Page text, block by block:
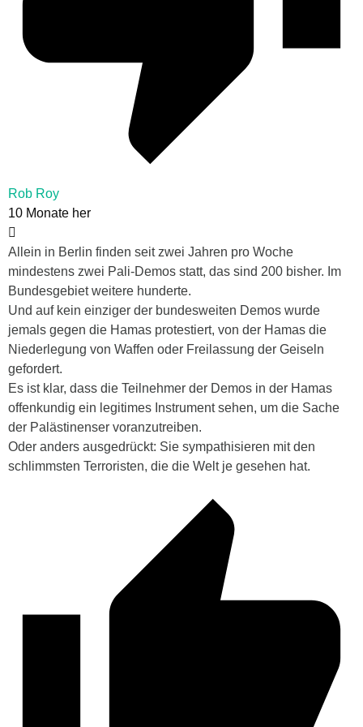
Rob Roy
10 Monate her
Allein in Berlin finden seit zwei Jahren pro Woche
mindestens zwei Pali-Demos statt, das sind 200 bisher. Im
Bundesgebiet weitere hunderte.
Und auf kein einziger der bundesweiten Demos wurde
jemals gegen die Hamas protestiert, von der Hamas die
Niederlegung von Waffen oder Freilassung der Geiseln
gefordert.
Es ist klar, dass die Teilnehmer der Demos in der Hamas
offenkundig ein legitimes Instrument sehen, um die Sache
der Palästinenser voranzutreiben.
Oder anders ausgedrückt: Sie sympathisieren mit den
schlimmsten Terroristen, die die Welt je gesehen hat.